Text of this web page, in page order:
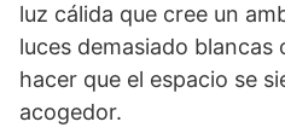
luz cálida que cree un
luces demasiado blancas
hacer que el espacio se
acogedor.